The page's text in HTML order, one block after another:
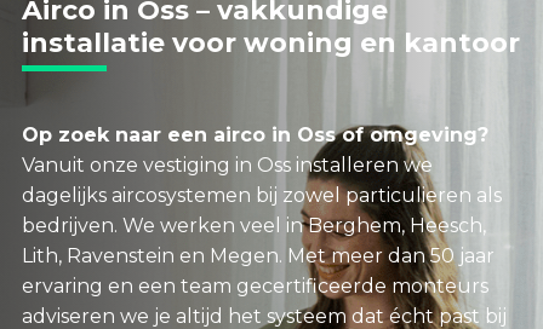
Airco in Oss – vakkundige
installatie voor woning en kantoor
Op zoek naar een airco in Oss of omgeving?
Vanuit onze vestiging in Oss installeren we
dagelijks aircosystemen bij zowel particulieren als
bedrijven. We werken veel in Berghem, Heesch,
Lith, Ravenstein en Megen. Met meer dan 50 jaar
ervaring en een team gecertificeerde monteurs
adviseren we je altijd het systeem dat écht past bij